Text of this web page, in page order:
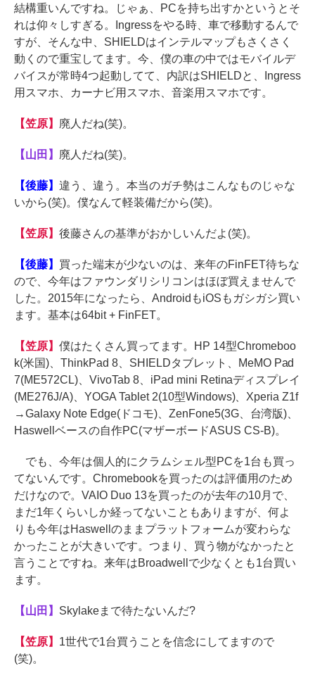
結構重いんですね。じゃぁ、PCを持ち出すかというとそ
れは仰々しすぎる。Ingressをやる時、車で移動するんで
すが、そんな中、SHIELDはインテルマップもさくさく
動くので重宝してます。今、僕の車の中ではモバイルデ
バイスが常時4つ起動してて、内訳はSHIELDと、Ingress
用スマホ、カーナビ用スマホ、音楽用スマホです。
【笠原】 廃人だね(笑)。
【山田】 廃人だね(笑)。
【後藤】 違う、違う。本当のガチ勢はこんなものじゃな
いから(笑)。僕なんて軽装備だから(笑)。
【笠原】 後藤さんの基準がおかしいんだよ(笑)。
【後藤】 買った端末が少ないのは、来年のFinFET待ちな
ので、今年はファウンダリシリコンはほぼ買えませんで
した。2015年になったら、AndroidもiOSもガシガシ買い
ます。基本は64bit + FinFET。
【笠原】 僕はたくさん買ってます。HP 14型Chromeboo
k(米国)、ThinkPad 8、SHIELDタブレット、MeMO Pad
7(ME572CL)、VivoTab 8、iPad mini Retinaディスプレイ
(ME276J/A)、YOGA Tablet 2(10型Windows)、Xperia Z1f
→Galaxy Note Edge(ドコモ)、ZenFone5(3G、台湾版)、
Haswellベースの自作PC(マザーボードASUS CS-B)。
でも、今年は個人的にクラムシェル型PCを1台も買っ
てないんです。Chromebookを買ったのは評価用のため
だけなので。VAIO Duo 13を買ったのが去年の10月で、
まだ1年くらいしか経ってないこともありますが、何よ
りも今年はHaswellのままプラットフォームが変わらな
かったことが大きいです。つまり、買う物がなかったと
言うことですね。来年はBroadwellで少なくとも1台買い
ます。
【山田】 Skylakeまで待たないんだ?
【笠原】 1世代で1台買うことを信念にしてますので
(笑)。